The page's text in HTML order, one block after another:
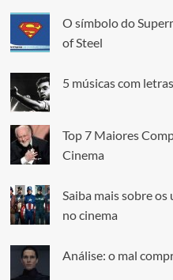
O símbolo do
of Steel
5 músicas com
Top 7 Maiores
Cinema
Saiba mais sobre
no cinema
Análise: o mal